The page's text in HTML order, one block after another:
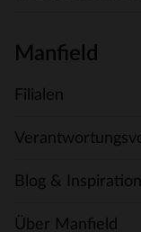
Manfield
Filialen
Blog & Inspiration
Über Manfield